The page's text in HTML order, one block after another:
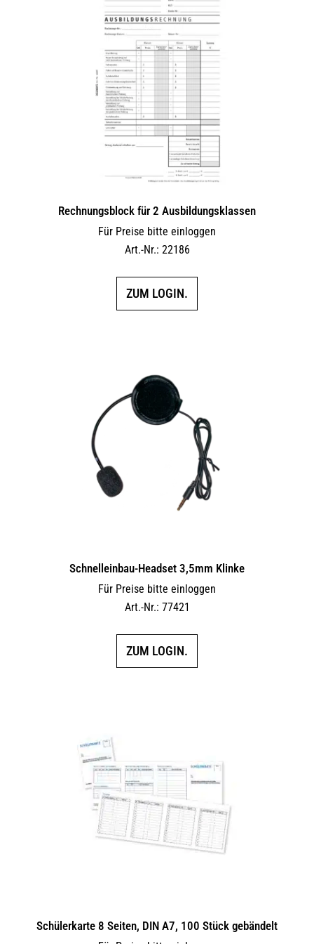
Rechnungsblock für 2 Ausbil­dungs­klassen
Für Preise bitte einloggen
Art.-Nr.: 22186
ZUM LOGIN.
Schnelleinbau-Headset 3,5mm Klinke
Für Preise bitte einloggen
Art.-Nr.: 77421
ZUM LOGIN.
Schülerkarte 8 Seiten, DIN A7, 100 Stück gebändelt